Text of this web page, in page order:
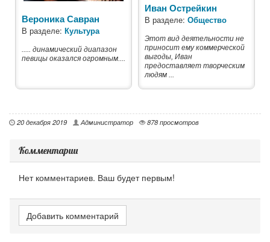
Вероника Савран
В разделе: Культура
..... динамический диапазон
певицы оказался огромным....
Иван Острейкин
В разделе: Общество
Этот вид деятельности не
приносит ему коммерческой
выгоды, Иван
предоставляет творческим
людям ...
20 декабря 2019 Администратор 878 просмотров
Комментарии
Нет комментариев. Ваш будет первым!
Добавить комментарий